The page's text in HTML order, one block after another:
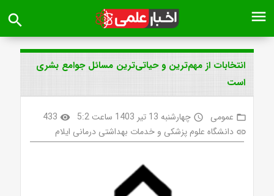
menu
search
انتخابات از مهم‌ترین و حیاتی‌ترین مسائل جوامع بشری
است
folder_open عمومی access_time چهارشنبه 13 تیر 1403 ساعت 5:2 visibility
433
link دانشگاه علوم پزشکی و خدمات بهداشتی درمانی ایلام